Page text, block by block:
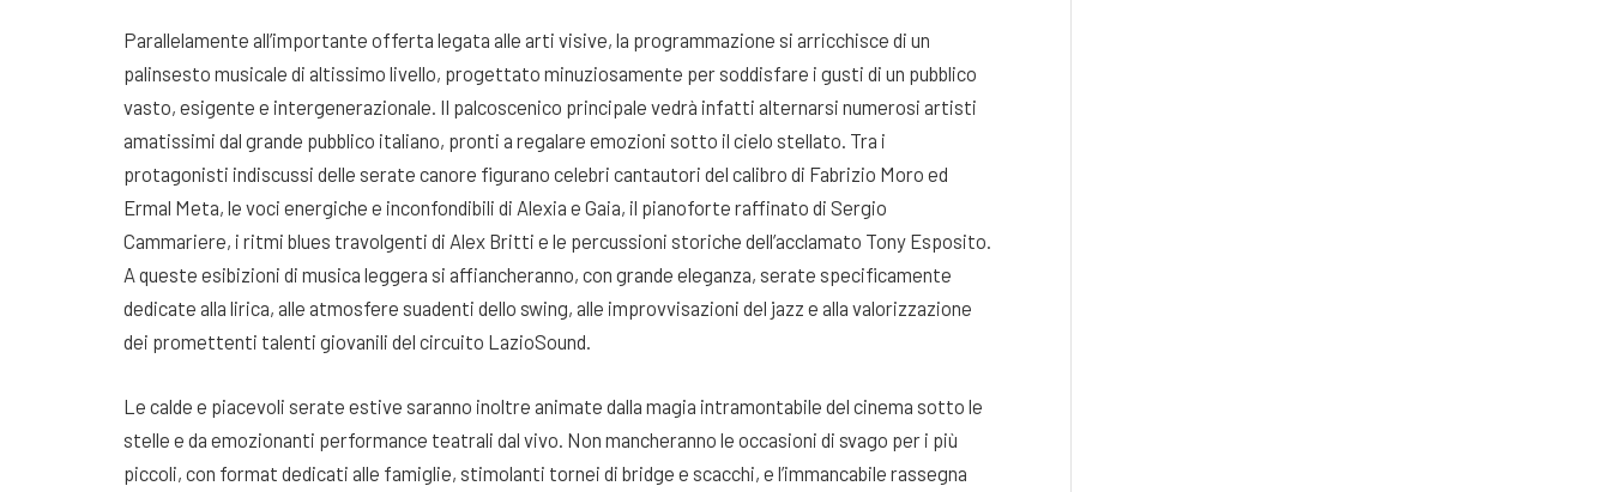
Parallelamente all’importante offerta legata alle arti visive, la programmazione si arricchisce di un
palinsesto musicale di altissimo livello, progettato minuziosamente per soddisfare i gusti di un pubblico
vasto, esigente e intergenerazionale. Il palcoscenico principale vedrà infatti alternarsi numerosi artisti
amatissimi dal grande pubblico italiano, pronti a regalare emozioni sotto il cielo stellato. Tra i
protagonisti indiscussi delle serate canore figurano celebri cantautori del calibro di Fabrizio Moro ed
Ermal Meta, le voci energiche e inconfondibili di Alexia e Gaia, il pianoforte raffinato di Sergio
Cammariere, i ritmi blues travolgenti di Alex Britti e le percussioni storiche dell’acclamato Tony Esposito.
A queste esibizioni di musica leggera si affiancheranno, con grande eleganza, serate specificamente
dedicate alla lirica, alle atmosfere suadenti dello swing, alle improvvisazioni del jazz e alla valorizzazione
dei promettenti talenti giovanili del circuito LazioSound.
Le calde e piacevoli serate estive saranno inoltre animate dalla magia intramontabile del cinema sotto le
stelle e da emozionanti performance teatrali dal vivo . Non mancheranno le occasioni di svago per i più
piccoli, con format dedicati alle famiglie, stimolanti tornei di bridge e scacchi, e l’immancabile rassegna